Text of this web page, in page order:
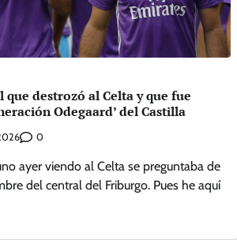
destrozó al Celta y que fue
Odegaard’ del Castilla
0
ayer viendo al Celta se preguntaba de
del central del Friburgo. Pues he aquí